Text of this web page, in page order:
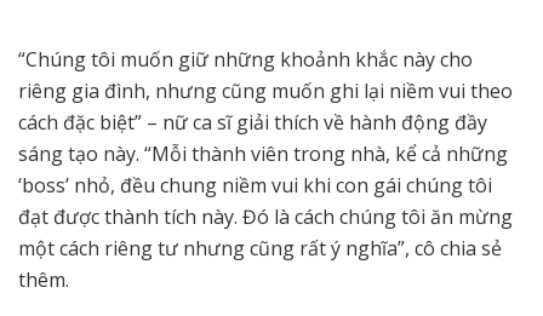
“Chúng tôi muốn giữ những khoảnh khắc này cho
riêng gia đình, nhưng cũng muốn ghi lại niềm vui theo
cách đặc biệt” – nữ ca sĩ giải thích về hành động đầy
sáng tạo này. “Mỗi thành viên trong nhà, kể cả những
‘boss’ nhỏ, đều chung niềm vui khi con gái chúng tôi
đạt được thành tích này. Đó là cách chúng tôi ăn mừng
một cách riêng tư nhưng cũng rất ý nghĩa”, cô chia sẻ
thêm.